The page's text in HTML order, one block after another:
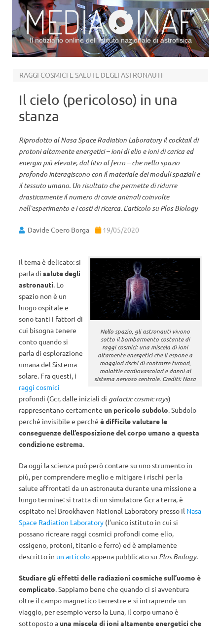
Il notiziario online dell’Istituto nazionale di astrofisica
RAGGI COSMICI E SALUTE DEGLI ASTRONAUTI
Il cielo (pericoloso) in una
stanza
Riprodotto al Nasa Space Radiation Laboratory il cocktail di
protoni altamente energetici – ioni di elio e ioni di carica ed
energia più elevate, dal litio al ferro – che nello spazio
profondo interagiscono con il materiale dei moduli spaziali e
il tessuto umano. Un risultato che permette di ridurre
drasticamente il numero di cavie animali coinvolte
nell’esperimento e i costi di ricerca. L’articolo su Plos Biology
Davide Coero Borga 19/05/2020
Nello spazio, gli astronauti vivono
sotto il bombarmento costante di
raggi cosmici: una miscela di ioni
altamente energetici che li espone a
maggiori rischi di contrarre tumori,
malattie cardiovascolari e danni al
sistema nervoso centrale. Crediti: Nasa
Il tema è delicato: si
parla di salute degli
astronauti. Lo
spazio non è un
luogo ospitale e
sono tanti i fattori di
cui bisogna tenere
conto quando si
parla di esplorazione
umana del Sistema
solare. Fra questi, i
raggi cosmici
profondi (Gcr, dalle iniziali di galactic cosmic rays)
rappresentano certamente un pericolo subdolo. Subdolo
perché invisibile e perché è difficile valutare le
conseguenze dell’esposizione del corpo umano a questa
condizione estrema.
Da oggi la scienza può però contare su uno strumento in
più, per comprendere meglio e mitigare i rischi per la
salute affrontati da un astronauta durante una missione a
lungo termine: si tratta di un simulatore Gcr a terra, è
ospitato nel Brookhaven National Laboratory presso il Nasa
Space Radiation Laboratory (l’unico istituto in cui si
possano ricreare raggi cosmici profondi come elio,
ossigeno, protoni, titanio e ferro) ed è ampiamente
descritto in un articoloappena pubblicato su Plos Biology.
Studiare gli effetti delle radiazioni cosmiche sull’uomo è
complicato. Sappiamo bene che quando ci si avventura
oltre il campo magnetico terrestre e si intraprende un
viaggio, per esempio verso la Luna, il corpo umano è
sottoposto a una miscela di ioni altamente energetici che